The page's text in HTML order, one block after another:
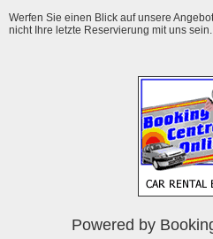
Werfen Sie einen Blick auf unsere
nicht Ihre letzte Reservierung mit uns sein.
Powered by